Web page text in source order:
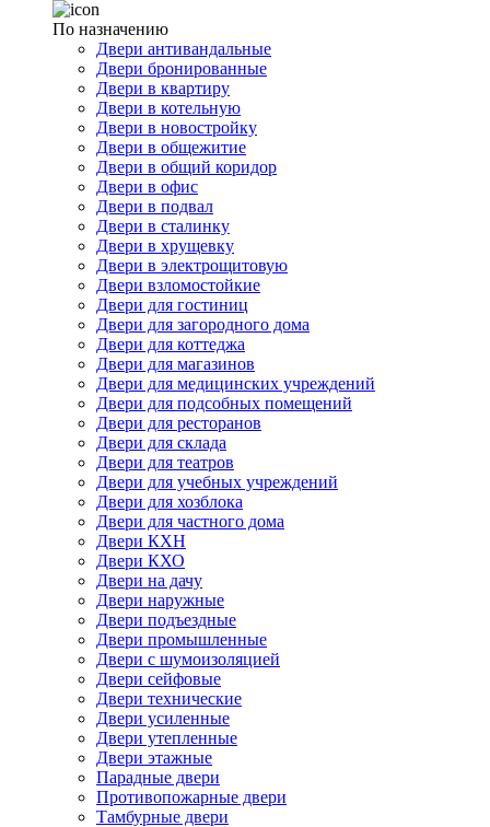
По назначению
Двери антивандальные
Двери бронированные
Двери в квартиру
Двери в котельную
Двери в новостройку
Двери в общежитие
Двери в общий коридор
Двери в офис
Двери в подвал
Двери в сталинку
Двери в хрущевку
Двери в электрощитовую
Двери взломостойкие
Двери для гостиниц
Двери для загородного дома
Двери для коттеджа
Двери для магазинов
Двери для медицинских учреждений
Двери для подсобных помещений
Двери для ресторанов
Двери для склада
Двери для театров
Двери для учебных учреждений
Двери для хозблока
Двери для частного дома
Двери КХН
Двери КХО
Двери на дачу
Двери наружные
Двери подъездные
Двери промышленные
Двери с шумоизоляцией
Двери сейфовые
Двери технические
Двери усиленные
Двери утепленные
Двери этажные
Парадные двери
Противопожарные двери
Тамбурные двери